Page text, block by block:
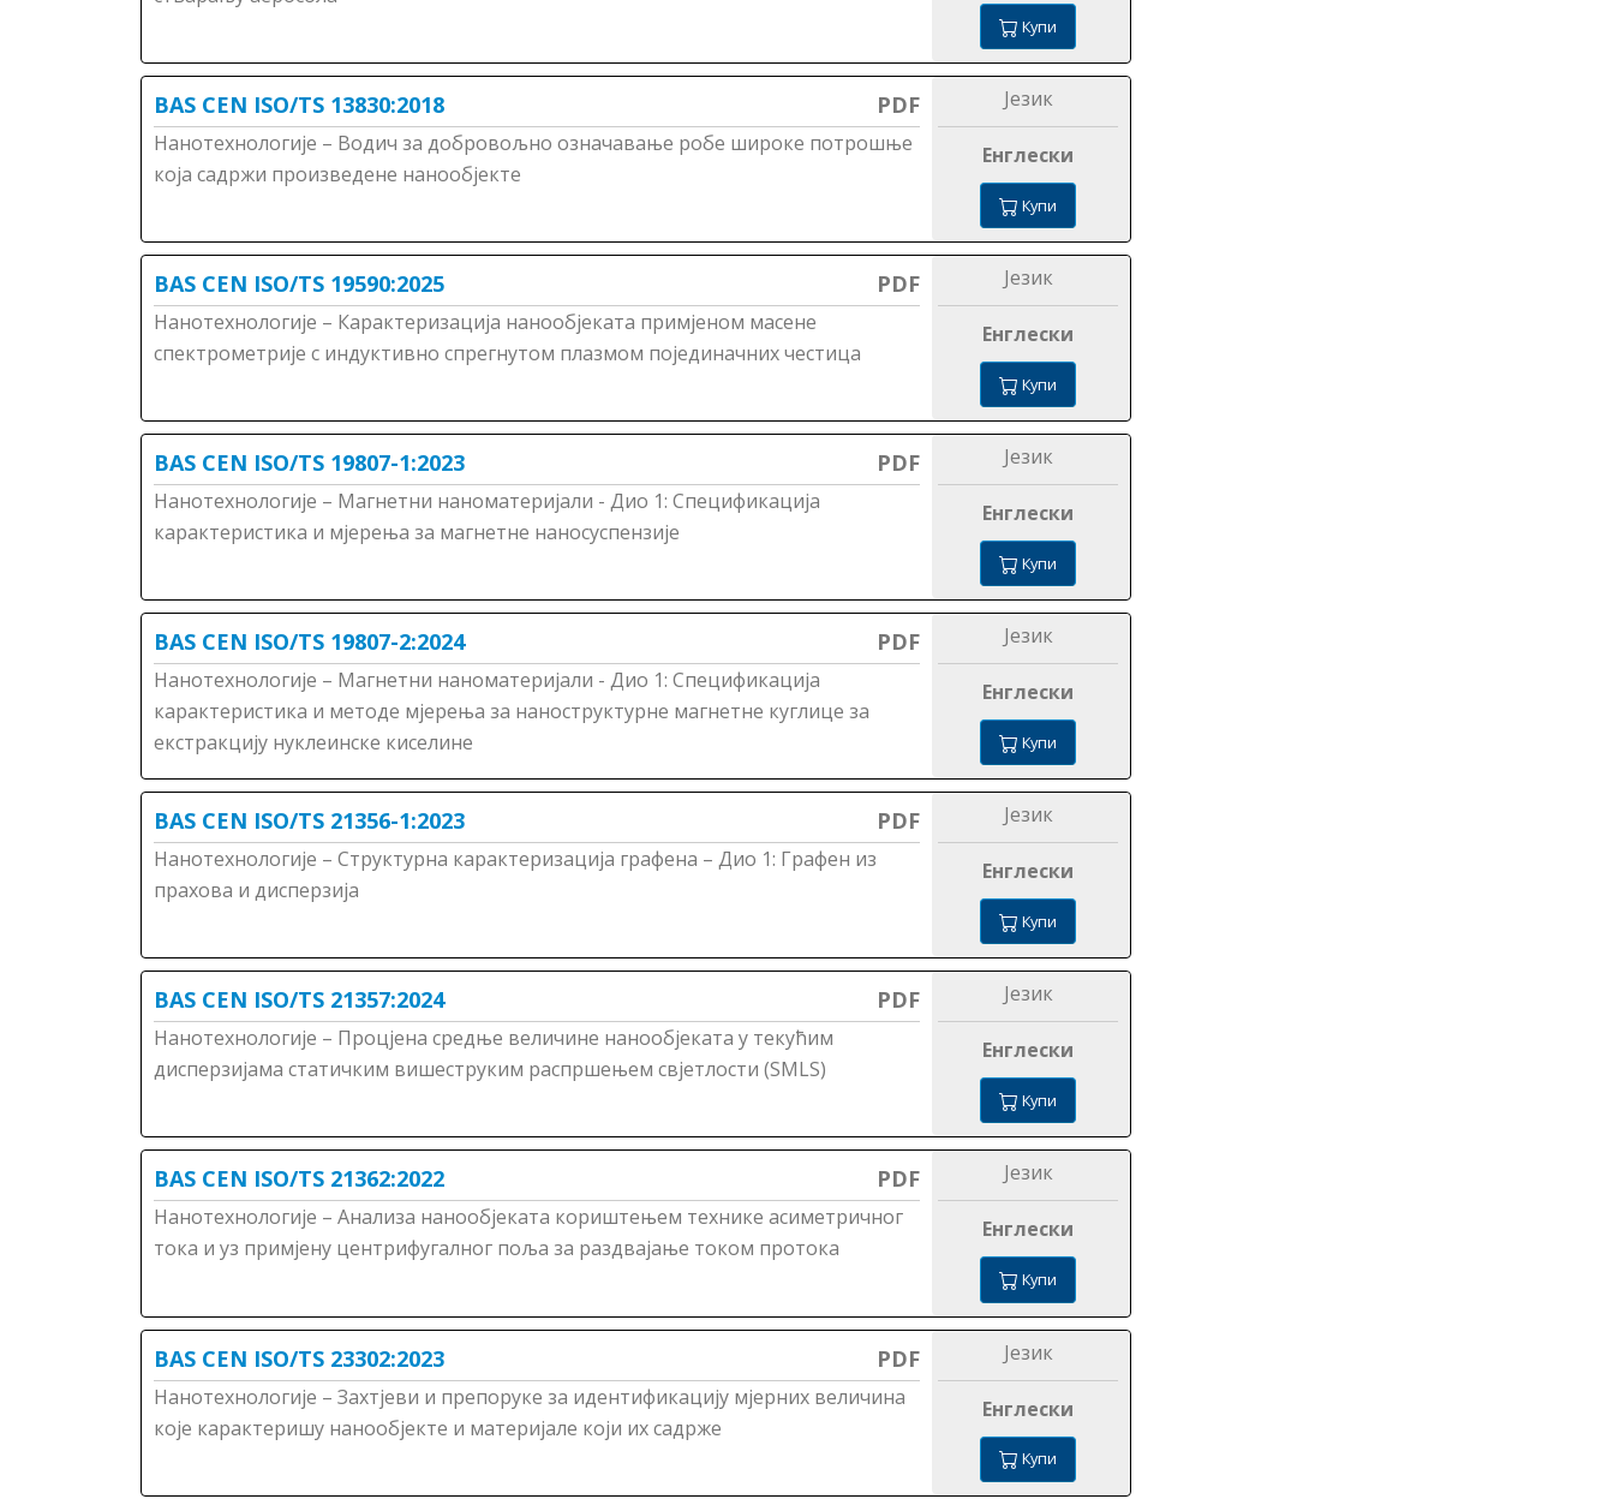
Купи
BAS CEN ISO/TS 13830:2018 PDF
Нанотехнологије – Водич за добровољно означавање робе широке потрошње
која садржи произведене нанообјекте
Језик
Енглески
Купи
BAS CEN ISO/TS 19590:2025 PDF
Нанотехнологије – Карактеризација нанообјеката примјеном масене
спектрометрије с индуктивно спрегнутом плазмом појединачних честица
Језик
Енглески
Купи
BAS CEN ISO/TS 19807-1:2023 PDF
Нанотехнологије – Магнетни наноматеријали - Дио 1: Спецификација
карактеристика и мјерења за магнетне наносуспензије
Језик
Енглески
Купи
BAS CEN ISO/TS 19807-2:2024 PDF
Нанотехнологије – Магнетни наноматеријали - Дио 1: Спецификација
карактеристика и методе мјерења за наноструктурне магнетне куглице за
екстракцију нуклеинске киселине
Језик
Енглески
Купи
BAS CEN ISO/TS 21356-1:2023 PDF
Нанотехнологије – Структурна карактеризација графена – Дио 1: Графен из
прахова и дисперзија
Језик
Енглески
Купи
BAS CEN ISO/TS 21357:2024 PDF
Нанотехнологије – Процјена средње величине нанообјеката у текућим
дисперзијама статичким вишеструким распршењем свјетлости (SMLS)
Језик
Енглески
Купи
BAS CEN ISO/TS 21362:2022 PDF
Нанотехнологије – Анализа нанообјеката кориштењем технике асиметричног
тока и уз примјену центрифугалног поља за раздвајање током протока
Језик
Енглески
Купи
BAS CEN ISO/TS 23302:2023 PDF
Нанотехнологије – Захтјеви и препоруке за идентификацију мјерних величина
које карактеришу нанообјекте и материјале који их садрже
Језик
Енглески
Купи